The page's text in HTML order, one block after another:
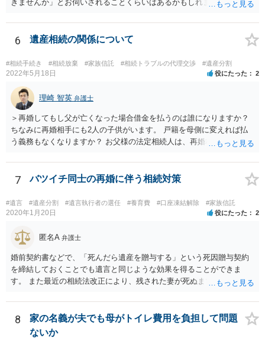
きませんか」とお伺いされることくらいはあるかもしれません。 通報
考えてご判断いただくのが良いと思います。
6 遺産相続の関係について
#相続手続き #相続放棄 #家族信託 #相続トラブルの代理交渉 #遺産分割
2022年5月18日 役にたった 2
理崎 智英 弁護士
＞再婚してもし父が亡くなった場合借金を払うのは誰になりますか？
ちなみに再婚相手にも2人の子供がいます。 戸籍を母側に変えれば払
う義務もなくなりますか？ お父様の法定相続人は、再婚相手とご相談
戸籍がどこにあるのかは関係ありません。 ただし、お父様が亡くなっ
たことを知ってから３か月以内に家庭裁判所にて「相続放棄」の手続
7 バツイチ同士の再婚に伴う相続対策
#遺言 #遺産分割 #遺言執行者の選任 #養育費 #口座凍結解除 #家族信託
2020年1月20日 役にたった 2
匿名A 弁護士
婚前契約書などで、「死んだら遺産を贈与する」という死因贈与契約
を締結しておくことでも遺言と同じような効果を得ることができま
す。 また最近の相続法改正により、残された妻が死ぬまで家に住み続
で、その制度を活用する方法も考えられます。 もし契約書の作成まで
視野に入れておられる場合は、お近くの弁護士、できれば相続に強い
弁護士にご相談なさるとよいでしょう。
8
家の名義が夫でも母がトイレ費用を負担して問題
ないか